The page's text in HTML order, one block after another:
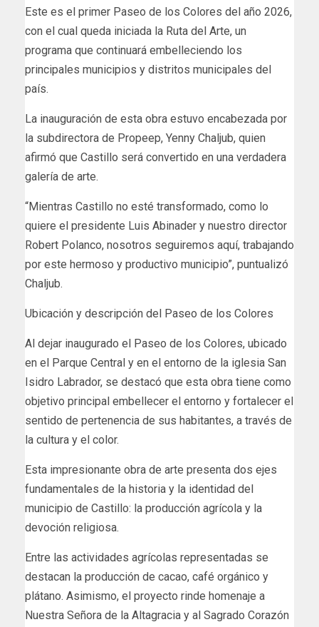
Este es el primer Paseo de los Colores del año 2026,
con el cual queda iniciada la Ruta del Arte, un
programa que continuará embelleciendo los
principales municipios y distritos municipales del
país.
La inauguración de esta obra estuvo encabezada por
la subdirectora de Propeep, Yenny Chaljub, quien
afirmó que Castillo será convertido en una verdadera
galería de arte.
“Mientras Castillo no esté transformado, como lo
quiere el presidente Luis Abinader y nuestro director
Robert Polanco, nosotros seguiremos aquí, trabajando
por este hermoso y productivo municipio”, puntualizó
Chaljub.
Ubicación y descripción del Paseo de los Colores
Al dejar inaugurado el Paseo de los Colores, ubicado
en el Parque Central y en el entorno de la iglesia San
Isidro Labrador, se destacó que esta obra tiene como
objetivo principal embellecer el entorno y fortalecer el
sentido de pertenencia de sus habitantes, a través de
la cultura y el color.
Esta impresionante obra de arte presenta dos ejes
fundamentales de la historia y la identidad del
municipio de Castillo: la producción agrícola y la
devoción religiosa.
Entre las actividades agrícolas representadas se
destacan la producción de cacao, café orgánico y
plátano. Asimismo, el proyecto rinde homenaje a
Nuestra Señora de la Altagracia y al Sagrado Corazón